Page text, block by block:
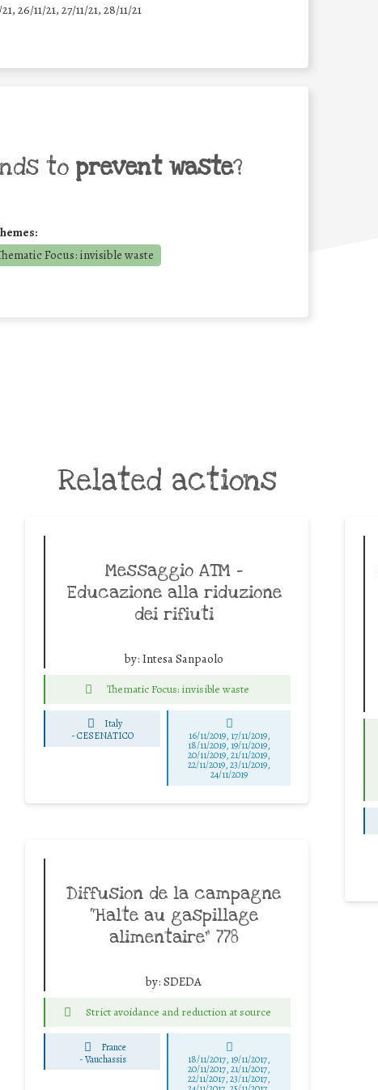
26/11/21, 27/11/21, 28/11/21
to prevent waste?
Focus: invisible waste
Related actions
Messaggio ATM –
Educazione alla riduzione
dei rifiuti
by: Intesa Sanpaolo
Thematic Focus: invisible waste
Italy
-CESENATICO 16/11/2019, 17/11/2019,
18/11/2019, 19/11/2019,
20/11/2019, 21/11/2019,
22/11/2019, 23/11/2019,
24/11/2019
Diffusion de la campagne
“Halte au gaspillage
alimentaire” 778
by: SDEDA
Strict avoidance and reduction at source
France
-Vauchassis 18/11/2017, 19/11/2017,
20/11/2017, 21/11/2017,
22/11/2017, 23/11/2017,